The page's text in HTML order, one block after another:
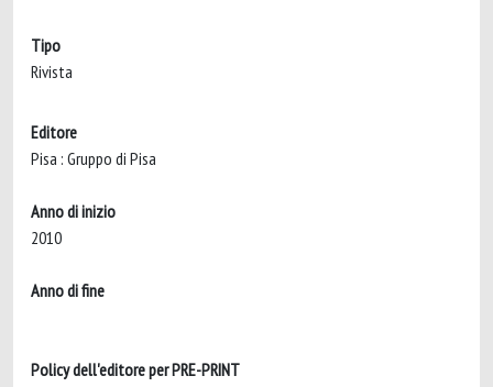
Tipo
Rivista
Editore
Anno di inizio
Anno di fine
Policy dell'editore per PRE-PRINT